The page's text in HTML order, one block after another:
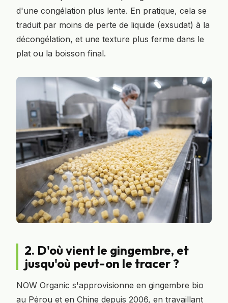
d'une congélation plus lente. En pratique, cela se
traduit par moins de perte de liquide (exsudat) à la
décongélation, et une texture plus ferme dans le
plat ou la boisson final.
2. D'où vient le gingembre, et
jusqu'où peut-on le tracer ?
NOW Organic s'approvisionne en gingembre bio
au Pérou et en Chine depuis 2006, en travaillant